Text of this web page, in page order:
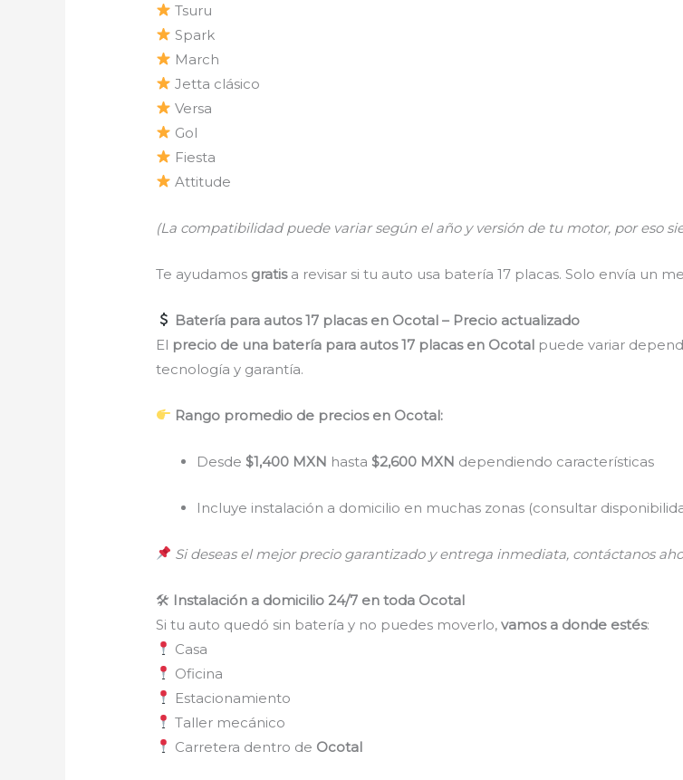
Tsuru
Spark
March
Jetta clásico
Versa
Gol
Fiesta
Attitude
(La compatibilidad puede variar según el año y versión de tu motor, por eso
Te ayudamos gratisa revisar si tu auto usa batería 17 placas. Solo envía un
Batería para autos 17 placas en Ocotal – Precio actualizado
El precio de una batería para autos 17 placas en Ocotal puede variar
tecnología y garantía.
Rango promedio de precios en Ocotal:
Desde$1,400 MXN hasta$2,600 MXN dependiendo características
Incluye instalación a domicilio en muchas zonas (consultar
Si deseas el mejor precio garantizado y entrega inmediata, contáctanos
🛠 Instalación a domicilio 24/7 en toda Ocotal
Si tu auto quedó sin batería y no puedes moverlo,vamos a donde estés:
Casa
Oficina
Estacionamiento
Taller mecánico
Carretera dentro de Ocotal